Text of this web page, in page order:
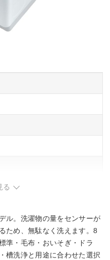
る
ル。洗濯物の量をセンサーが
ため、無駄なく洗えます。8
準・毛布・おいそぎ・ドラ
槽洗浄と用途に合わせた選択